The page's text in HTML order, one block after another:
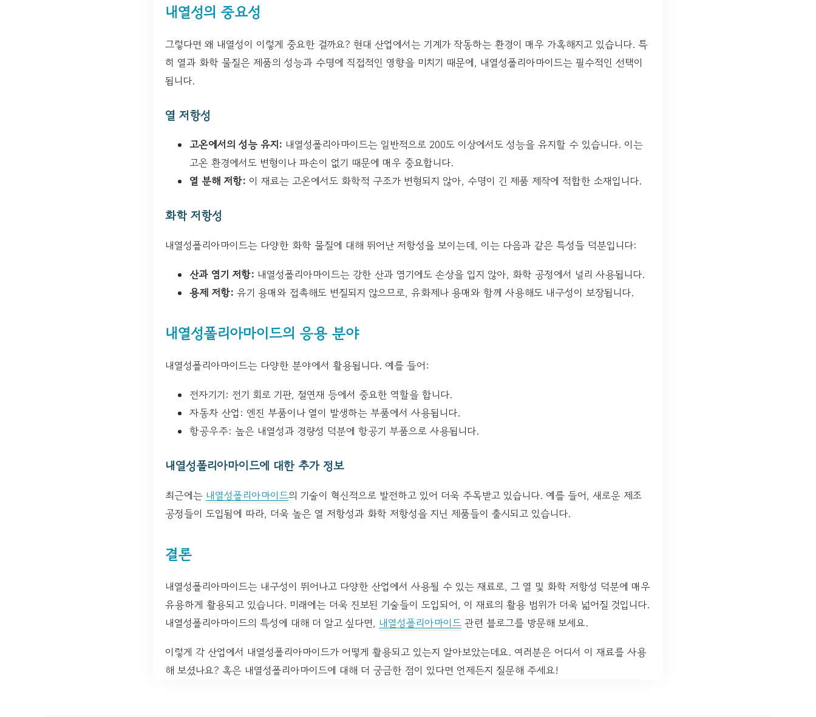
내열성의 중요성
그렇다면 왜 내열성이 이렇게 중요한 걸까요? 현대 산업에서는 기계가 작동하는 환경이 매우 가혹해지고 있습니다. 특
히 열과 화학 물질은 제품의 성능과 수명에 직접적인 영향을 미치기 때문에, 내열성폴리아마이드는 필수적인 선택이
됩니다.
열 저항성
고온에서의 성능 유지: 내열성폴리아마이드는 일반적으로 200도 이상에서도 성능을 유지할 수 있습니다. 이는
고온 환경에서도 변형이나 파손이 없기 때문에 매우 중요합니다.
열 분해 저항: 이 재료는 고온에서도 화학적 구조가 변형되지 않아, 수명이 긴 제품 제작에 적합한 소재입니다.
화학 저항성
내열성폴리아마이드는 다양한 화학 물질에 대해 뛰어난 저항성을 보이는데, 이는 다음과 같은 특성들 덕분입니다:
산과 염기 저항: 내열성폴리아마이드는 강한 산과 염기에도 손상을 입지 않아, 화학 공정에서 널리 사용됩니다.
용제 저항: 유기 용매와 접촉해도 변질되지 않으므로, 유화제나 용매와 함께 사용해도 내구성이 보장됩니다.
내열성폴리아마이드의 응용 분야
내열성폴리아마이드는 다양한 분야에서 활용됩니다. 예를 들어:
전자기기: 전기 회로 기판, 절연재 등에서 중요한 역할을 합니다.
자동차 산업: 엔진 부품이나 열이 발생하는 부품에서 사용됩니다.
항공우주: 높은 내열성과 경량성 덕분에 항공기 부품으로 사용됩니다.
내열성폴리아마이드에 대한 추가 정보
최근에는 내열성폴리아마이드의 기술이 혁신적으로 발전하고 있어 더욱 주목받고 있습니다. 예를 들어, 새로운 제조
공정들이 도입됨에 따라, 더욱 높은 열 저항성과 화학 저항성을 지닌 제품들이 출시되고 있습니다.
결론
내열성폴리아마이드는 내구성이 뛰어나고 다양한 산업에서 사용될 수 있는 재료로, 그 열 및 화학 저항성 덕분에 매우
유용하게 활용되고 있습니다. 미래에는 더욱 진보된 기술들이 도입되어, 이 재료의 활용 범위가 더욱 넓어질 것입니다.
내열성폴리아마이드의 특성에 대해 더 알고 싶다면, 내열성폴리아마이드 관련 블로그를 방문해 보세요.
이렇게 각 산업에서 내열성폴리아마이드가 어떻게 활용되고 있는지 알아보았는데요. 여러분은 어디서 이 재료를 사용
해 보셨나요? 혹은 내열성폴리아마이드에 대해 더 궁금한 점이 있다면 언제든지 질문해 주세요!